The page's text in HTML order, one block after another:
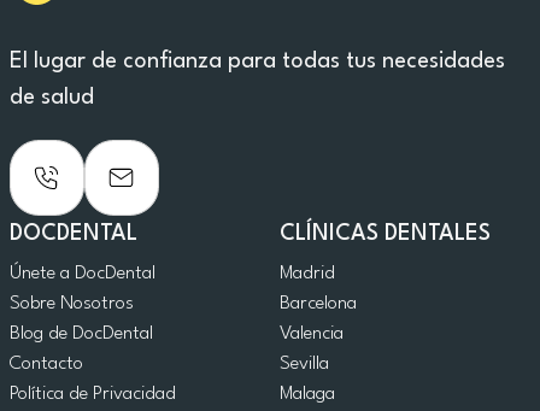
El lugar de confianza para todas tus necesidades
de salud
DOCDENTAL
Únete a DocDental
Sobre Nosotros
Blog de DocDental
Contacto
Política de Privacidad
CLÍNICAS DENTALES
Madrid
Barcelona
Valencia
Sevilla
Malaga